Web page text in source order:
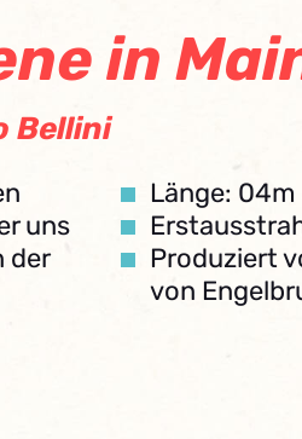
in
Bellini
uns
der
Länge: 04m
Produziert
von